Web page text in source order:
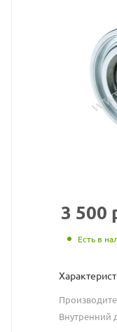
3 500
Есть в
Внутренний